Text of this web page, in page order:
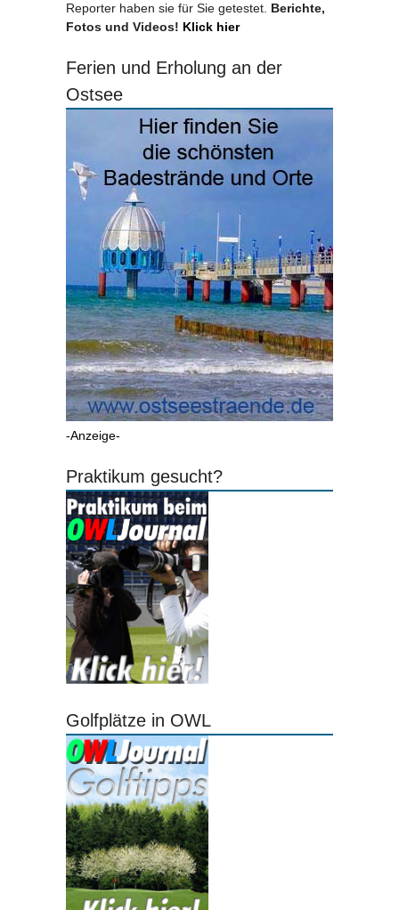
Reporter haben sie für Sie getestet. Berichte,
Fotos und Videos! Klick hier
Ferien und Erholung an der
Ostsee
-Anzeige-
Praktikum gesucht?
Golfplätze in OWL